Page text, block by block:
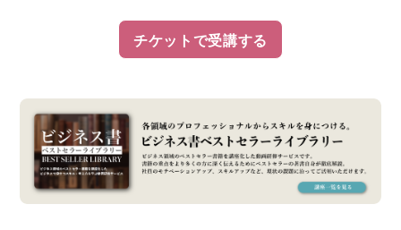
チケットで受講する